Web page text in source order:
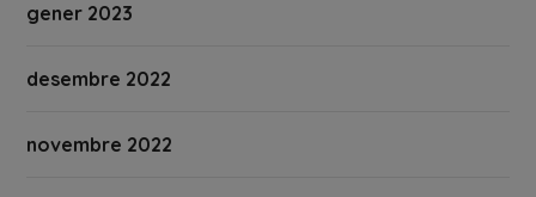
gener 2023
desembre 2022
novembre 2022